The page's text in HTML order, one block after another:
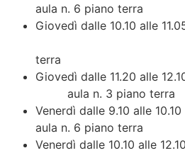
aula n. 6 piano terra
Giovedì dalle 10.10 alle
corridoio
terra
Giovedì dalle 11.20 alle
aula n. 3 piano terra
Venerdì dalle 9.10 alle 10.10
aula n. 6 piano terra
Venerdì dalle 10.10 alle